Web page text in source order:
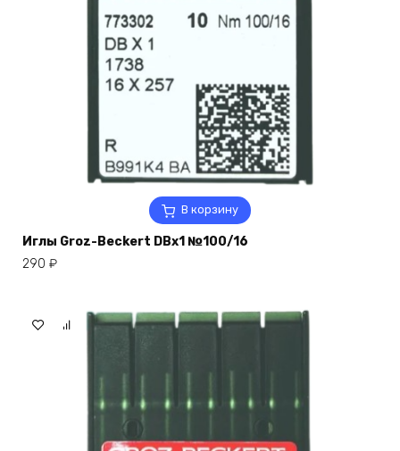
В корзину
Иглы Groz-Beckert DBx1 №100/16
290 ₽